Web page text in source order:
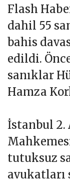
Flash
dahil 55
bahis
edildi.
sanıklar
Hamza
İstanbul 2.
tutuksuz
avukatları